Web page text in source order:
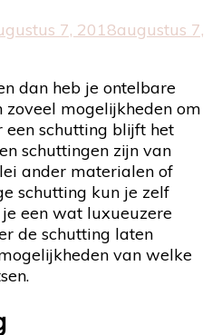
7, 2018augustus 7,
dan heb je ontelbare
zoveel mogelijkheden om
schutting blijft het
schuttingen zijn van
ander materialen of
schutting kun je zelf
een wat luxueuzere
de schutting laten
van welke